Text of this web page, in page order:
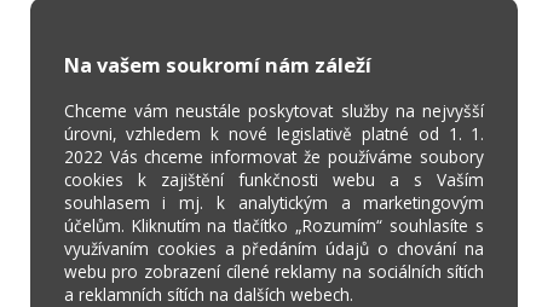
Na vašem soukromí nám záleží
Chceme vám neustále poskytovat služby na nejvyšší
úrovni, vzhledem k nové legislativě platné od 1. 1.
2022 Vás chceme informovat že používáme soubory
cookies k zajištění funkčnosti webu a s Vaším
souhlasem i mj. k analytickým a marketingovým
účelům. Kliknutím na tlačítko „Rozumím“ souhlasíte s
využívaním cookies a předáním údajů o chování na
webu pro zobrazení cílené reklamy na sociálních sítích
a reklamních sítích na dalších webech.